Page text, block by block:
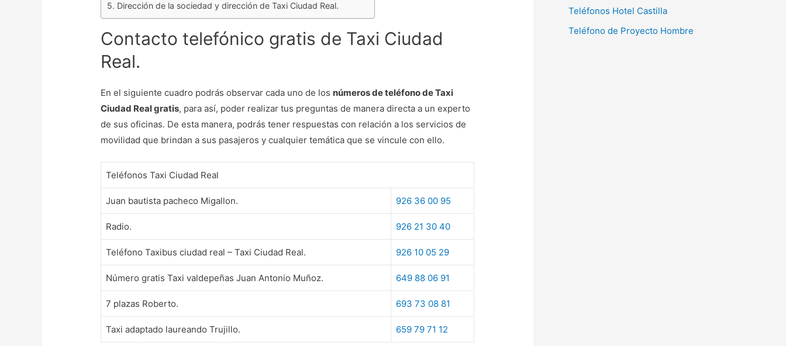
Dirección de la sociedad y dirección de Taxi Ciudad Real.
Contacto telefónico gratis de Taxi Ciudad
Real.
En el siguiente cuadro podrás observar cada uno de los números de teléfono de Taxi
Ciudad Real gratis, para así, poder realizar tus preguntas de manera directa a un experto
de sus oficinas. De esta manera, podrás tener respuestas con relación a los servicios de
movilidad que brindan a sus pasajeros y cualquier temática que se vincule con ello.
Teléfonos Taxi Ciudad Real
Juan bautista pacheco Migallon. 926 36 00 95
Radio. 926 21 30 40
Teléfono Taxibus ciudad real – Taxi Ciudad Real. 926 10 05 29
Número gratis Taxi valdepeñas Juan Antonio Muñoz. 649 88 06 91
7 plazas Roberto. 693 73 08 81
Taxi adaptado laureando Trujillo. 659 79 71 12
Teléfonos Hotel Castilla
Teléfono de Proyecto Hombre